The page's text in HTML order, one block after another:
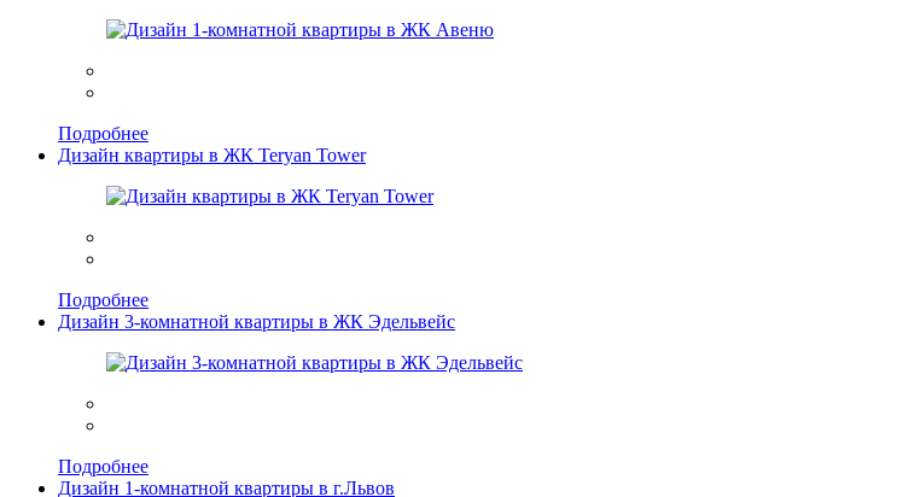
Подробнее
Дизайн квартиры в ЖК Teryan Tower
Подробнее
Дизайн 3-комнатной квартиры в ЖК Эдельвейс
Подробнее
Дизайн 1-комнатной квартиры в г.Львов